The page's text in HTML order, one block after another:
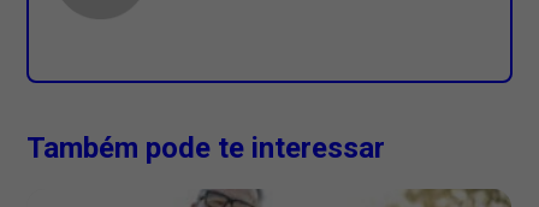
Também pode te interessar